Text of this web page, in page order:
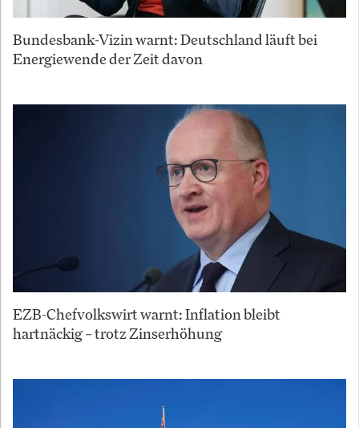
Bundesbank-Vizin warnt: Deutschland läuft bei
Energiewende der Zeit davon
EZB-Chefvolkswirt warnt: Inflation bleibt
hartnäckig – trotz Zinserhöhung